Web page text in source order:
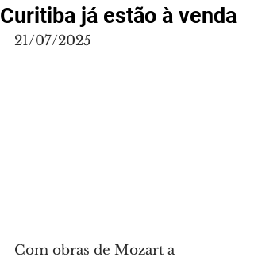
Curitiba já estão à venda
21/07/2025
Com obras de Mozart a